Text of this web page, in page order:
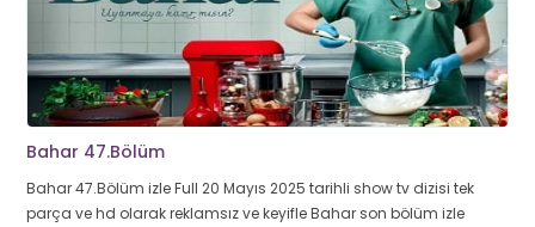
Bahar 47.Bölüm
Bahar 47.Bölüm izle Full 20 Mayıs 2025 tarihli show tv dizisi tek
parça ve hd olarak reklamsız ve keyifle Bahar son bölüm izle